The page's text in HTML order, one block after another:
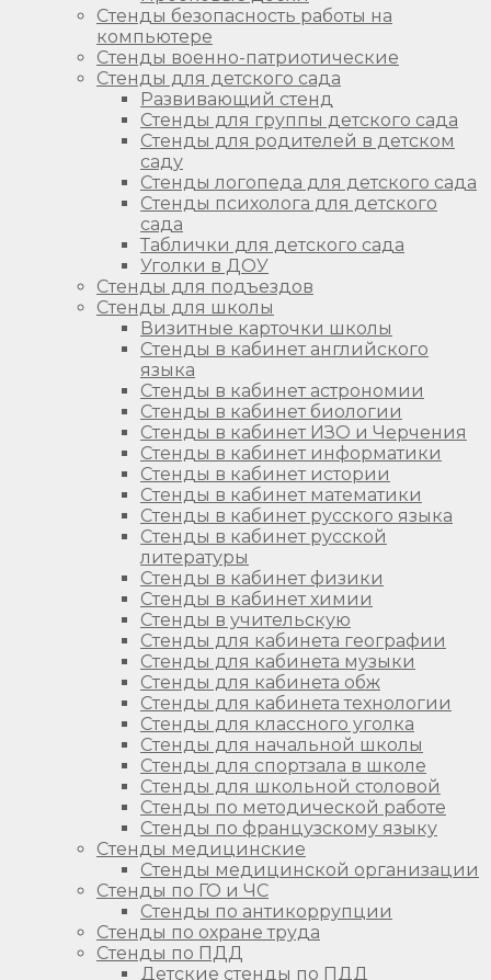
Стенды безопасность работы на
компьютере
Стенды военно-патриотические
Стенды для детского сада
Развивающий стенд
Стенды для группы детского сада
Стенды для родителей в детском
саду
Стенды логопеда для детского сада
Стенды психолога для детского
сада
Таблички для детского сада
Уголки в ДОУ
Стенды для подъездов
Стенды для школы
Визитные карточки школы
Стенды в кабинет английского
языка
Стенды в кабинет астрономии
Стенды в кабинет биологии
Стенды в кабинет ИЗО и Черчения
Стенды в кабинет информатики
Стенды в кабинет истории
Стенды в кабинет математики
Стенды в кабинет русского языка
Стенды в кабинет русской
литературы
Стенды в кабинет физики
Стенды в кабинет химии
Стенды в учительскую
Стенды для кабинета географии
Стенды для кабинета музыки
Стенды для кабинета обж
Стенды для кабинета технологии
Стенды для классного уголка
Стенды для начальной школы
Стенды для спортзала в школе
Стенды для школьной столовой
Стенды по методической работе
Стенды по французскому языку
Стенды медицинские
Стенды медицинской организации
Стенды по ГО и ЧС
Стенды по антикоррупции
Стенды по охране труда
Стенды по ПДД
Детские стенды по ПДД